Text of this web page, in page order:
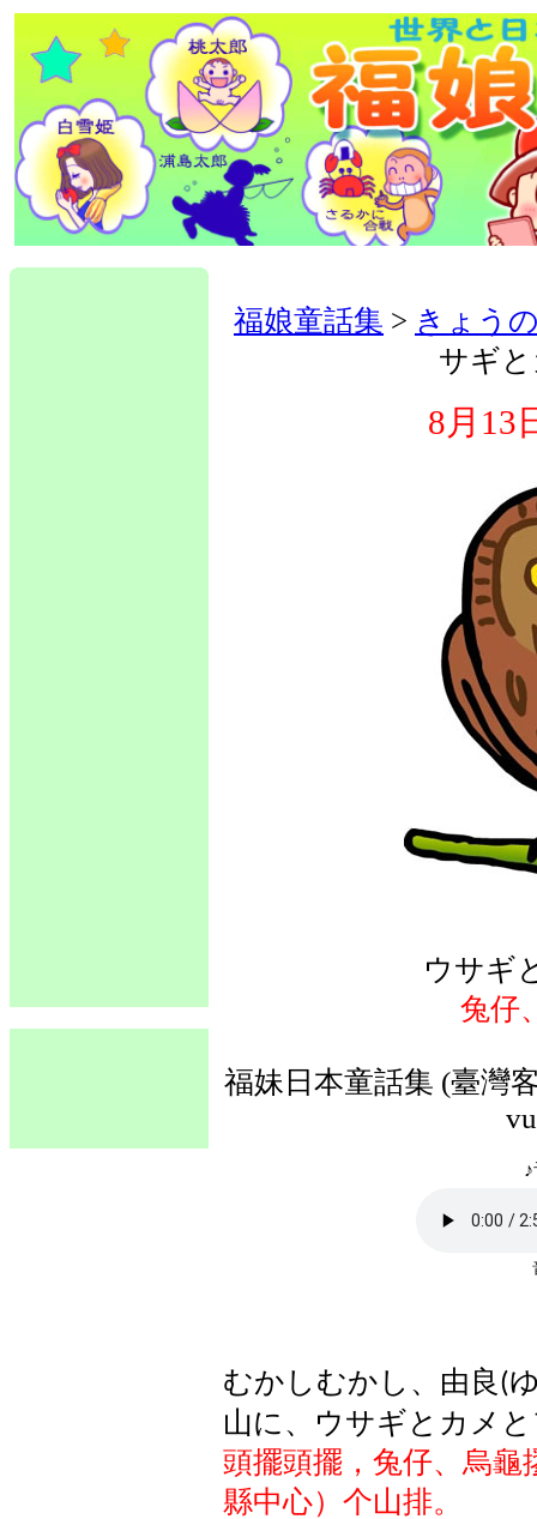
福娘童話集 > きょう
サギ
8月13
ウサギ
兔仔
福妹日本童話集 (臺灣
むかしむかし、由良 (
山に、ウサギとカメ
頭擺頭擺，兔仔、烏龜
縣中心）个山排。